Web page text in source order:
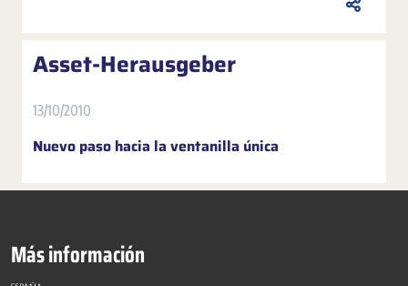
Asset-Herausgeber
13/10/2010
Nuevo paso hacia la ventanilla única
Más información